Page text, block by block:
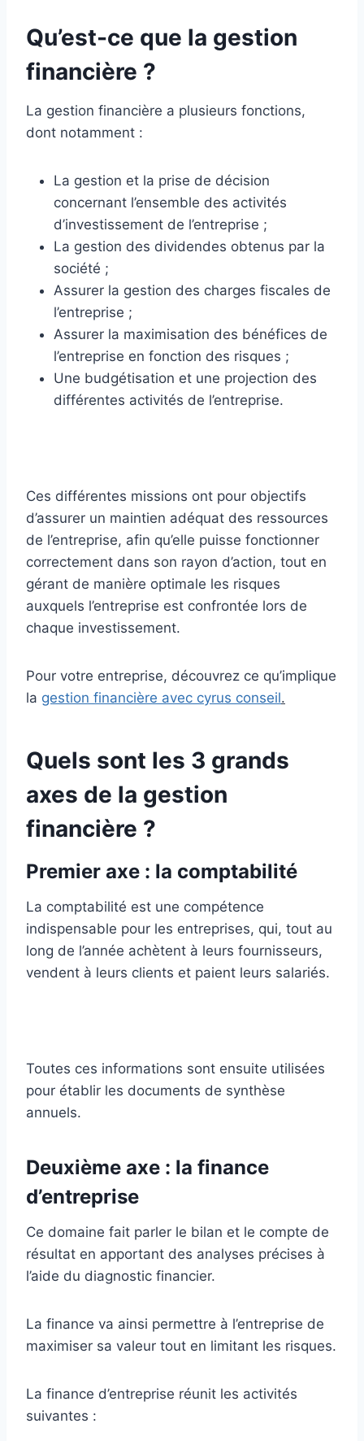
Qu’est-ce que la gestion
financière ?
La gestion financière a plusieurs fonctions,
dont notamment :
La gestion et la prise de décision
concernant l’ensemble des activités
d’investissement de l’entreprise ;
La gestion des dividendes obtenus par la
société ;
Assurer la gestion des charges fiscales de
l’entreprise ;
Assurer la maximisation des bénéfices de
l’entreprise en fonction des risques ;
Une budgétisation et une projection des
différentes activités de l’entreprise.
Ces différentes missions ont pour objectifs
d’assurer un maintien adéquat des ressources
de l’entreprise, afin qu’elle puisse fonctionner
correctement dans son rayon d’action, tout en
gérant de manière optimale les risques
auxquels l’entreprise est confrontée lors de
chaque investissement.
Pour votre entreprise, découvrez ce qu’implique
la gestion financière avec cyrus conseil.
Quels sont les 3 grands
axes de la gestion
financière ?
Premier axe : la comptabilité
La comptabilité est une compétence
indispensable pour les entreprises, qui, tout au
long de l’année achètent à leurs fournisseurs,
vendent à leurs clients et paient leurs salariés.
Toutes ces informations sont ensuite utilisées
pour établir les documents de synthèse
annuels.
Deuxième axe : la finance
d’entreprise
Ce domaine fait parler le bilan et le compte de
résultat en apportant des analyses précises à
l’aide du diagnostic financier.
La finance va ainsi permettre à l’entreprise de
maximiser sa valeur tout en limitant les risques.
La finance d’entreprise réunit les activités
suivantes :